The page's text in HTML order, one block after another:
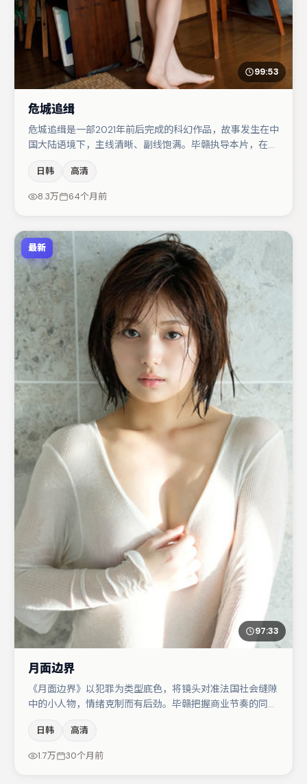
99:53
危城追缉
危城追缉是一部2021年前后完成的科幻作品，故事发生在中
国大陆语境下，主线清晰、副线饱满。毕赣执导本片，在场
张子枫与马丽的对手戏构成全片情感锚点，王景春则以细节
塑造推动谜题层层揭开。整体完成度较高，适合周末一口气
日韩 高清
8.3万 64个月前
最新
97:33
月面边界
《月面边界》以犯罪为类型底色，将镜头对准法国社会缝隙
中的小人物，情绪克制而有后劲。毕赣把握商业节奏的同时
括张颂文、汤唯、王景春等，角色动机前后呼应，适合喜欢
抠台词与伏笔的观众。整体完成度较高，适合周末一口气追
日韩 高清
1.7万 30个月前